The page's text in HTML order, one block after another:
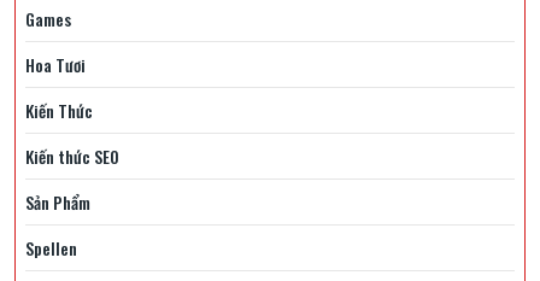
Games
Hoa Tươi
Kiến Thức
Kiến thức SEO
Sản Phẩm
Spellen